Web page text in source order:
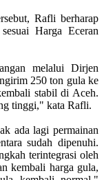
Rafli berharap
Harga Eceran
melalui Dirjen
250 ton gula ke
stabil di Aceh.
tinggi," kata Rafli.
ada lagi permainan
sudah dipenuhi.
terintegrasi oleh
kembali harga gula,